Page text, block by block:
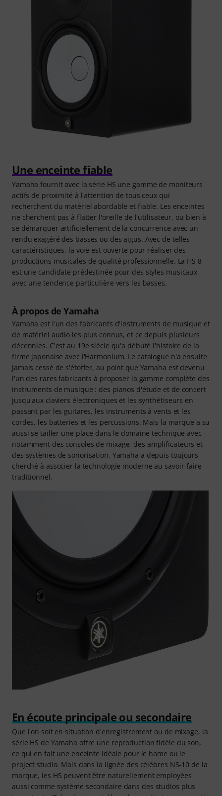
Une enceinte fiable
Yamaha fournit avec la série HS une gamme de moniteurs
actifs de proximité à l'attention de tous ceux qui
recherchent du matériel abordable et fiable. Les enceintes
ne cherchent pas à flatter l'oreille de l'utilisateur, ou bien à
se démarquer artificiellement de la concurrence avec un
rendu exagéré des basses ou des aigus. Avec de telles
caractéristiques, la voie est ouverte pour réaliser des
productions musicales de qualité professionnelle. La HS 8
est une candidate prédestinée pour des styles musicaux
avec une tendence particulière vers les basses.
À propos de Yamaha
Yamaha est l'un des fabricants d'instruments de musique et
de matériel audio les plus connus, et ce depuis plusieurs
décennies. C'est au 19e siècle qu'a débuté l'histoire de la
firme japonaise avec l'Harmonium. Le catalogue n'a ensuite
jamais cessé de s'étoffer, au point que Yamaha est devenu
l'un des rares fabricants à proposer la gamme complète des
instruments de musique : des pianos d'étude et de concert
jusqu'aux claviers électroniques et les synthétiseurs en
passant par les guitares, les instruments à vents et les
cordes, les batteries et les percussions. Mais la marque a su
aussi se tailler une place dans le domaine technique avec
notamment des consoles de mixage, des amplificateurs et
des systèmes de sonorisation. Yamaha a depuis toujours
cherché à associer la technologie moderne au savoir-faire
traditionnel.
En écoute principale ou secondaire
Que l'on soit en situation d'enregistrement ou de mixage, la
série HS de Yamaha offre une reproduction fidèle du son,
ce qui en fait une enceinte idéale pour le home ou le
project studio. Mais dans la lignée des célèbres NS-10 de la
marque, les HS peuvent être naturellement employées
aussi comme système secondaire dans des studios plus